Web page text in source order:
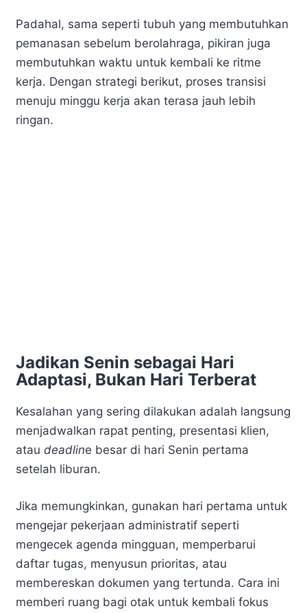
Padahal, sama seperti tubuh yang membutuhkan
pemanasan sebelum berolahraga, pikiran juga
membutuhkan waktu untuk kembali ke ritme
kerja. Dengan strategi berikut, proses transisi
menuju minggu kerja akan terasa jauh lebih
ringan.
Jadikan Senin sebagai Hari
Adaptasi, Bukan Hari Terberat
Kesalahan yang sering dilakukan adalah langsung
menjadwalkan rapat penting, presentasi klien,
atau deadline besar di hari Senin pertama
setelah liburan.
Jika memungkinkan, gunakan hari pertama untuk
mengejar pekerjaan administratif seperti
mengecek agenda mingguan, memperbarui
daftar tugas, menyusun prioritas, atau
membereskan dokumen yang tertunda. Cara ini
memberi ruang bagi otak untuk kembali fokus